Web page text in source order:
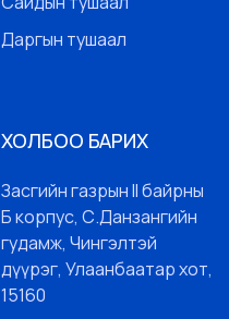
Даргын тушаал
ХОЛБОО БАРИХ
Засгийн газрын II байрны
Б корпус, С.Данзангийн
гудамж, Чингэлтэй
дүүрэг, Улаанбаатар хот,
15160